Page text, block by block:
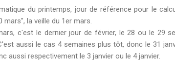
du printemps, jour de référence pour le
mars", la veille du 1er mars.
c'est le dernier jour de février, le 28 ou le 29
aussi le cas 4 semaines plus tôt, donc le 31
aussi respectivement le 3 janvier ou le 4 janvier.